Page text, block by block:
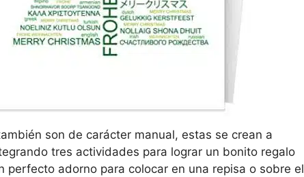
son de carácter manual, estas se crean a
tres actividades para lograr un bonito regalo
perfecto adorno para colocar en una repisa o sobre el